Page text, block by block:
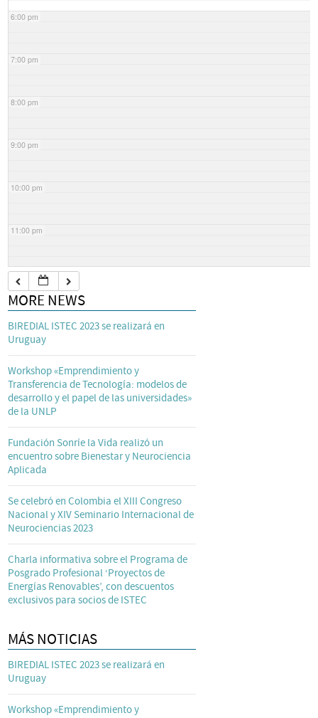
6:00 pm
7:00 pm
8:00 pm
9:00 pm
10:00 pm
11:00 pm
MORE NEWS
BIREDIAL ISTEC 2023 se realizará en
Uruguay
Workshop «Emprendimiento y
Transferencia de Tecnología: modelos de
desarrollo y el papel de las universidades»
de la UNLP
Fundación Sonríe la Vida realizó un
encuentro sobre Bienestar y Neurociencia
Aplicada
Se celebró en Colombia el XIII Congreso
Nacional y XIV Seminario Internacional de
Neurociencias 2023
Charla informativa sobre el Programa de
Posgrado Profesional ‘Proyectos de
Energías Renovables’, con descuentos
exclusivos para socios de ISTEC
MÁS NOTICIAS
BIREDIAL ISTEC 2023 se realizará en
Uruguay
Workshop «Emprendimiento y